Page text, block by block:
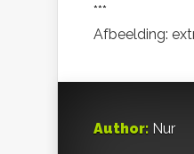
***
Afbeelding:
Author: Nur